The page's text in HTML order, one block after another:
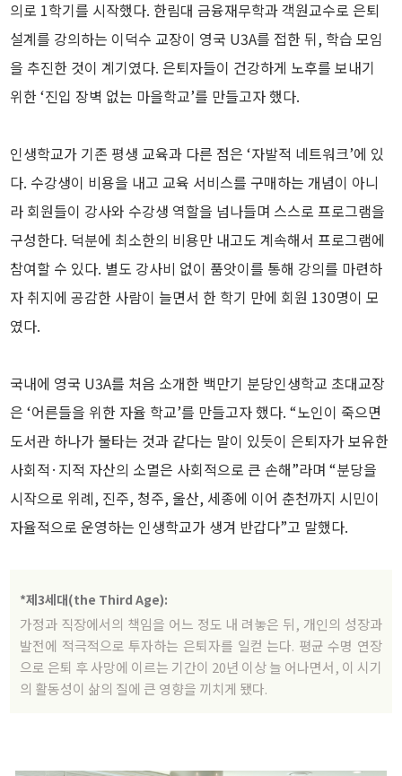
의로 1학기를 시작했다. 한림대 금융재무학과 객원교수로 은퇴
설계를 강의하는 이덕수 교장이 영국 U3A를 접한 뒤, 학습 모임
을 추진한 것이 계기였다. 은퇴자들이 건강하게 노후를 보내기
위한 ‘진입 장벽 없는 마을학교’를 만들고자 했다.
인생학교가 기존 평생 교육과 다른 점은 ‘자발적 네트워크’에 있
다. 수강생이 비용을 내고 교육 서비스를 구매하는 개념이 아니
라 회원들이 강사와 수강생 역할을 넘나들며 스스로 프로그램을
구성한다. 덕분에 최소한의 비용만 내고도 계속해서 프로그램에
참여할 수 있다. 별도 강사비 없이 품앗이를 통해 강의를 마련하
자 취지에 공감한 사람이 늘면서 한 학기 만에 회원 130명이 모
였다.
국내에 영국 U3A를 처음 소개한 백만기 분당인생학교 초대교장
은 ‘어른들을 위한 자율 학교’를 만들고자 했다. “노인이 죽으면
도서관 하나가 불타는 것과 같다는 말이 있듯이 은퇴자가 보유한
사회적·지적 자산의 소멸은 사회적으로 큰 손해”라며 “분당을
시작으로 위례, 진주, 청주, 울산, 세종에 이어 춘천까지 시민이
자율적으로 운영하는 인생학교가 생겨 반갑다”고 말했다.
*제3세대(the Third Age):
가정과 직장에서의 책임을 어느 정도 내 려놓은 뒤, 개인의 성장과
발전에 적극적으로 투자하는 은퇴자를 일컫 는다. 평균 수명 연장
으로 은퇴 후 사망에 이르는 기간이 20년 이상 늘 어나면서, 이 시기
의 활동성이 삶의 질에 큰 영향을 끼치게 됐다.